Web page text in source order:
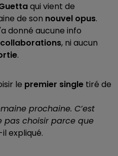
qui vient de
de son nouvel opus.
donné aucune info
collaborations, ni aucun
.
le premier single tiré de
prochaine. C’est
pas choisir parce que
expliqué.